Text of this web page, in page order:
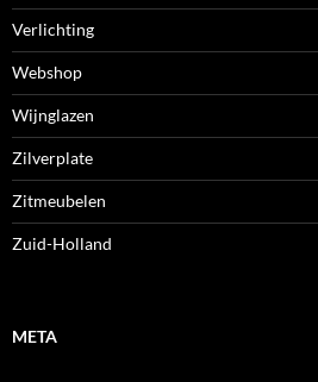
Verlichting
Webshop
Wijnglazen
Zilverplate
Zitmeubelen
Zuid-Holland
META